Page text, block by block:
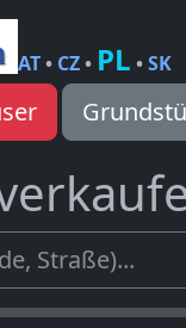
AT• CZ• PL •SK